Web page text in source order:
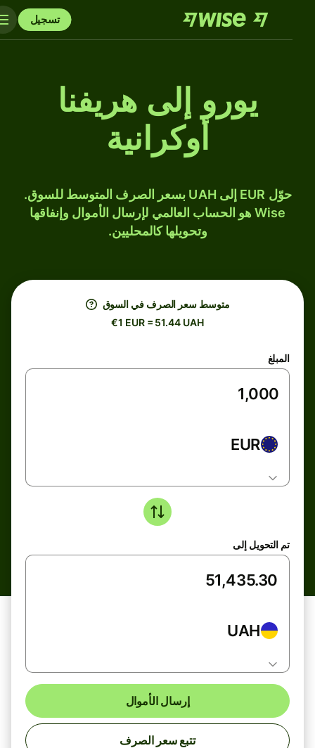
تسجيل
يورو إلى هريفنا
أوكرانية
حوّل EUR إلى UAH بسعر الصرف المتوسط للسوق.
Wise هو الحساب العالمي لإرسال الأموال وإنفاقها
وتحويلها كالمحليين.
متوسط ​​سعر الصرف في السوق
€1 EUR = 51.44 UAH
المبلغ
EUR
تم التحويل إلى
UAH
إرسال الأموال
تتبع سعر الصرف